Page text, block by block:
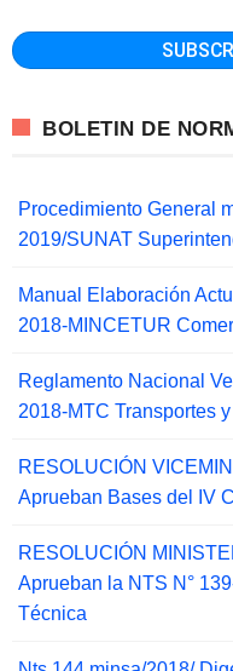
BOLETIN DE
Procedimiento General
2019/SUNAT
Manual Elaboración
2018-MINCETUR
Reglamento Nacional
2018-MTC Transportes
RESOLUCIÓN
Aprueban Bases del IV
RESOLUCIÓN
Aprueban la NTS N°
Técnica